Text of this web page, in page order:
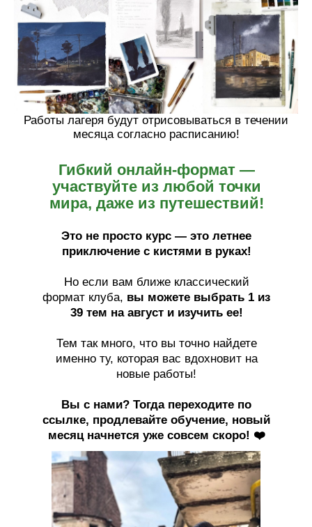
Работы лагеря будут отрисовываться в течении
месяца согласно расписанию!
Это не просто курс — это летнее
приключение с кистями в руках!
Но если вам ближе классический
формат клуба, вы можете выбрать 1 из
39 тем на август и изучить ее!
Тем так много, что вы точно найдете
именно ту, которая вас вдохновит на
новые работы!
Вы с нами? Тогда переходите по
ссылке, продлевайте обучение, новый
месяц начнется уже совсем скоро! ❤️
Гибкий онлайн-формат —
участвуйте из любой точки
мира, даже из путешествий!